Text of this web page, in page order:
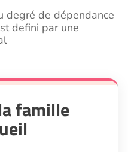
degré de dépendance
defini par une
famille